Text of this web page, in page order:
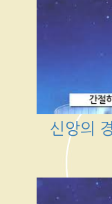
신앙의